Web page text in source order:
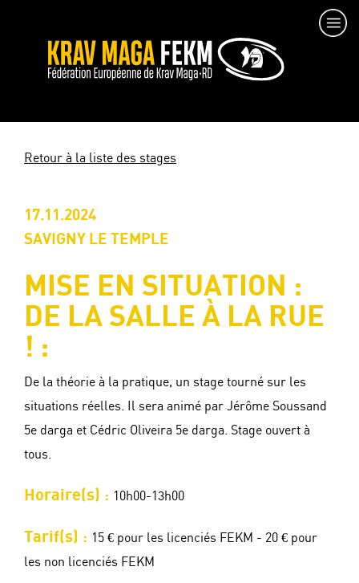
Retour à la liste des stages
17.11.2024
SAVIGNY LE TEMPLE
MISE EN SITUATION :
DE LA SALLE À LA RUE
! :
De la théorie à la pratique, un stage tourné sur les
situations réelles. Il sera animé par Jérôme Soussand
5e darga et Cédric Oliveira 5e darga. Stage ouvert à
tous.
Horaire(s) : 10h00-13h00
Tarif(s) : 15 € pour les licenciés FEKM - 20 € pour
les non licenciés FEKM